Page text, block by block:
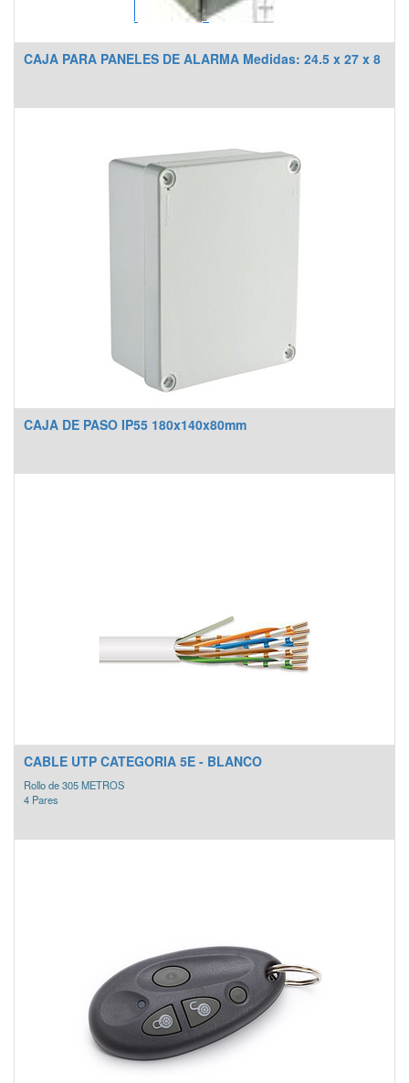
CAJA PARA PANELES DE ALARMA Medidas: 24.5 x 27 x 8
CAJA DE PASO IP55 180x140x80mm
CABLE UTP CATEGORIA 5E - BLANCO
Rollo de 305 METROS
4 Pares